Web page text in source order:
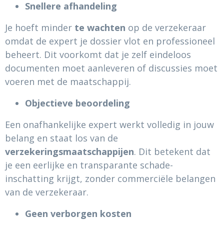
Snellere afhandeling
Je hoeft minder te wachten op de verzekeraar
omdat de expert je dossier vlot en professioneel
beheert. Dit voorkomt dat je zelf eindeloos
documenten moet aanleveren of discussies moet
voeren met de maatschappij.
Objectieve beoordeling
Een onafhankelijke expert werkt volledig in jouw
belang en staat los van de
verzekeringsmaatschappijen. Dit betekent dat
je een eerlijke en transparante schade-
inschatting krijgt, zonder commerciële belangen
van de verzekeraar.
Geen verborgen kosten